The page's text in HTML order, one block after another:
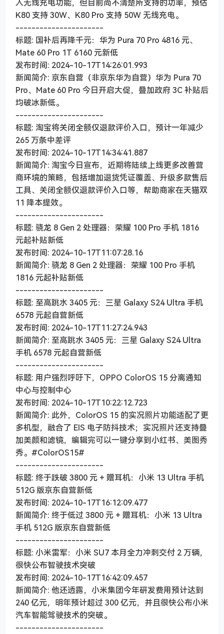
入无线充电功能，但目前尚不清楚所支持的功率，预估
K80 支持 30W、K80 Pro 支持 50W 无线充电。
----------------------
标题: 国补后再降千元：华为 Pura 70 Pro 4816 元、
Mate 60 Pro 1T 6160 元新低
发布时间: 2024-10-17T14:26:01.993
新闻简介: 京东自营（非京东华为自营）华为 Pura 70
Pro、Mate 60 Pro 今日开启大促，叠加政府 3C 补贴后
均破冰新低。
----------------------
标题: 淘宝将关闭全额仅退款评价入口，预计一年减少
265 万条中差评
发布时间: 2024-10-17T14:34:41.887
新闻简介: 淘宝今日宣布，近期将陆续上线更多改善营
商环境的策略，包括增加退货凭证覆盖、升级多款售后
工具、关闭全额仅退款评价入口等，帮助商家在天猫双
11 降本提效。
----------------------
标题: 骁龙 8 Gen 2 处理器：荣耀 100 Pro 手机 1816
元起补贴新低
发布时间: 2024-10-17T11:07:28.16
新闻简介: 骁龙 8 Gen 2 处理器：荣耀 100 Pro 手机
1816 元起补贴新低
----------------------
标题: 至高跳水 3405 元：三星 Galaxy S24 Ultra 手机
6578 元起自营新低
发布时间: 2024-10-17T11:27:24.943
新闻简介: 至高跳水 3405 元：三星 Galaxy S24 Ultra
手机 6578 元起自营新低
----------------------
标题: 用户强烈呼吁下，OPPO ColorOS 15 分离通知
中心与控制中心
发布时间: 2024-10-17T10:22:12.723
新闻简介: 此外，ColorOS 15 的实况照片功能适配了更
多机型，融合了 EIS 电子防抖技术；实况照片还支持叠
加美颜和滤镜，编辑完可以一键分享到小红书、美图秀
秀。#ColorOS15#
----------------------
标题: 终于跌破 3800 元 + 赠耳机：小米 13 Ultra 手机
512G 版京东自营新低
发布时间: 2024-10-17T16:12:09.477
新闻简介: 终于低过 3800 元 + 赠耳机：小米 13 Ultra
手机 512G 版京东自营新低
----------------------
标题: 小米雷军：小米 SU7 本月全力冲刺交付 2 万辆，
很快公布智驶技术突破
发布时间: 2024-10-17T16:42:09.457
新闻简介: 他还透露，小米集团今年研发费用预计达到
240 亿元，明年预计超过 300 亿元，并且很快公布小米
汽车智能驾驶技术的突破。
----------------------